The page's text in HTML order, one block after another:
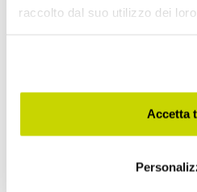
raccolto dal suo utilizzo dei loro
Accetta